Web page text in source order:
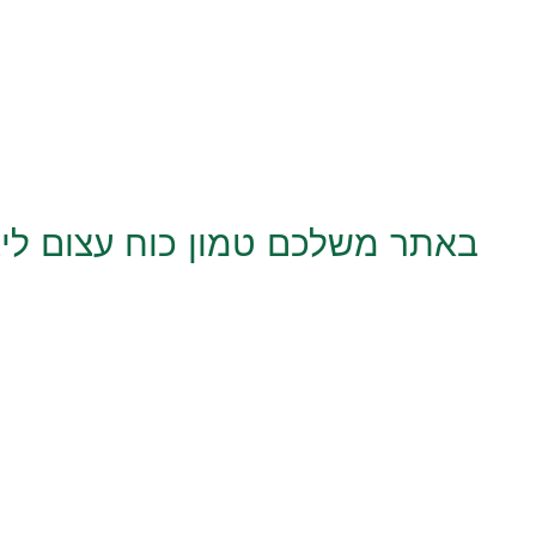
באתר משלכם טמון כוח עצום